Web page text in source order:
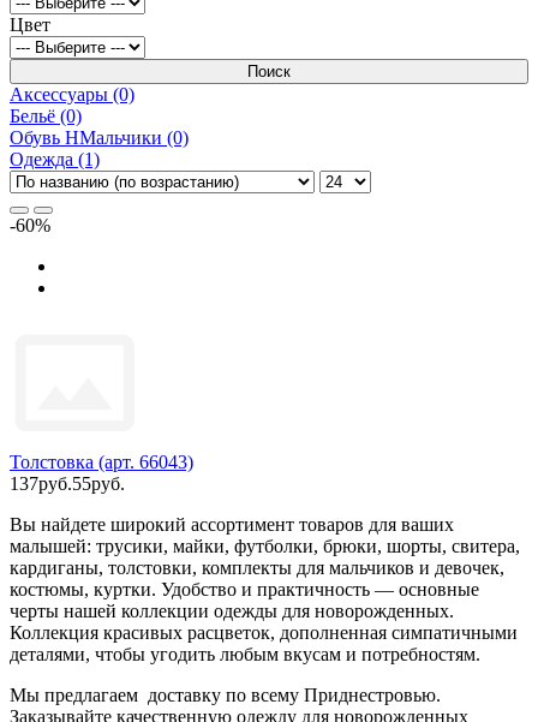
Цвет
Поиск
Аксессуары (0)
Бельё (0)
Обувь НМальчики (0)
Одежда (1)
-60%
Толстовка (арт. 66043)
137руб.55руб.
Вы найдете широкий ассортимент товаров для ваших
малышей: трусики, майки, футболки, брюки, шорты, свитера,
кардиганы, толстовки, комплекты для мальчиков и девочек,
костюмы, куртки. Удобство и практичность — основные
черты нашей коллекции одежды для новорожденных.
Коллекция красивых расцветок, дополненная симпатичными
деталями, чтобы угодить любым вкусам и потребностям.
Мы предлагаем доставку по всему Приднестровью.
Заказывайте качественную одежду для новорожденных